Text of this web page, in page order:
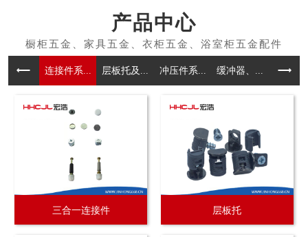
产品中心
连接件系... 层板托及... 冲压件系... 缓冲器、... 拉手
三合一连接件 层板托